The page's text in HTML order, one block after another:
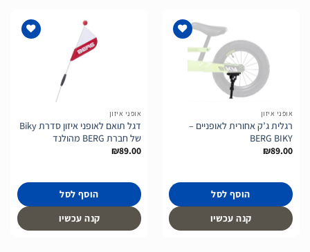
אופני איזון
רגלית ג’ק אחורית לאופניים –
BERG BIKY
₪89.00
הוסף לסל
קנה עכשיו
אופני איזון
דגל תואם לאופני איזון סדרת Biky
של חברת BERG מהולנד
₪89.00
הוסף לסל
קנה עכשיו